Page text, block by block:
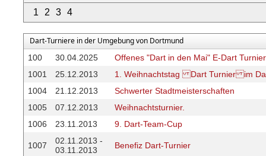
1 2 3 4
Dart-Turniere in der Umgebung von Dortmund
100 30.04.2025
Offenes "Dart in den Mai" E-Dart Turnier
1001
25.12.2013
1. Weihnachtstag Dart Turnier im
1004
21.12.2013
Schwerter Stadtmeisterschaften
1005
07.12.2013
Weihnachtsturnier.
1006
23.11.2013 9. Dart-Team-Cup
1007
02.11.2013 -
03.11.2013
Benefiz Dart-Turnier